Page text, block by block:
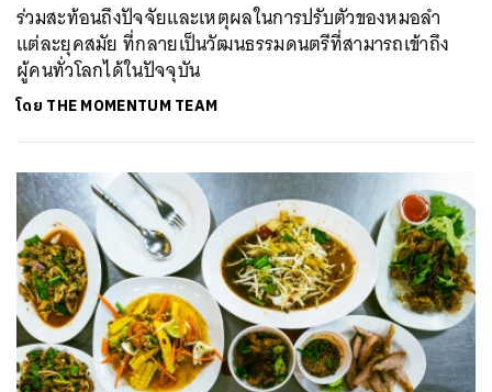
ร่วมสะท้อนถึงปัจจัยและเหตุผลในการปรับตัวของหมอลำ
แต่ละยุคสมัย ที่กลายเป็นวัฒนธรรมดนตรีที่สามารถเข้าถึง
ผู้คนทั่วโลกได้ในปัจจุบัน
โดย THE MOMENTUM TEAM